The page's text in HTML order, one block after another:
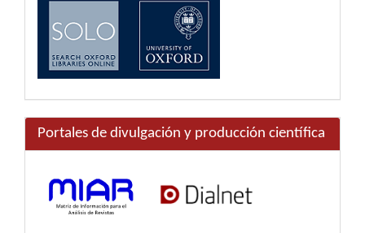
Portales de divulgación y producción científica